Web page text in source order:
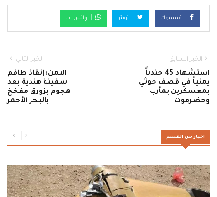
فيسبوك تويتر واتس اب
الخبر السابق
استشهاد 45 جندياً
يمنياً في قصف حوثي
بمعسكرين بمأرب
وحضرموت
الخبر التالي
اليمن: إنقاذ طاقم
سفينة هندية بعد
هجوم بزورق مفخخ
بالبحر الأحمر
اخبار من القسم